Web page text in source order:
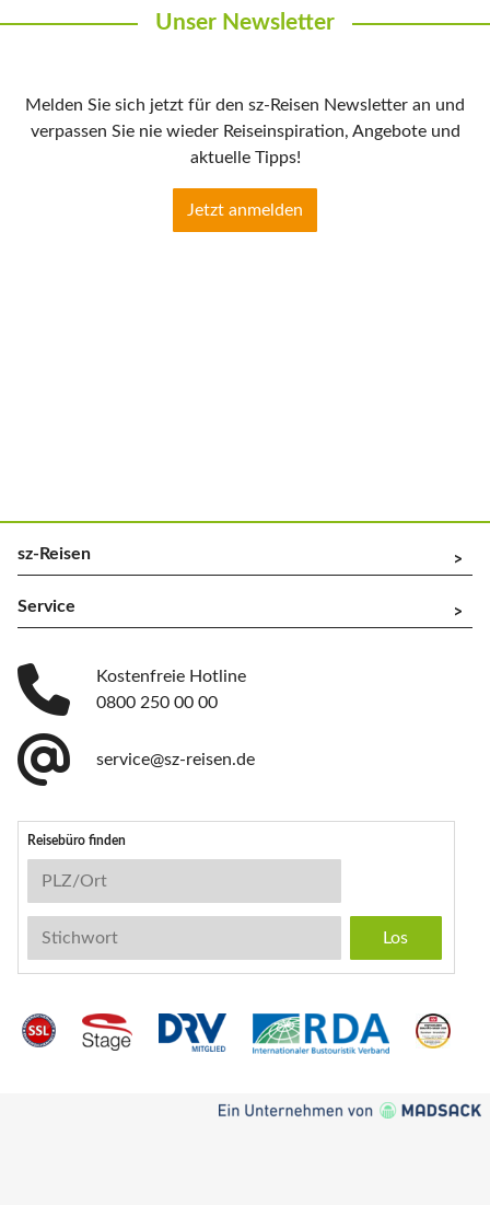
Unser Newsletter
Melden Sie sich jetzt für den sz-Reisen Newsletter an und
verpassen Sie nie wieder Reiseinspiration, Angebote und
aktuelle Tipps!
Jetzt anmelden
sz-Reisen ^
Service ^
Kostenfreie Hotline
0800 250 00 00
service@sz-reisen.de
Reisebüro finden
Reisebüro-Suche
PLZ/Ort